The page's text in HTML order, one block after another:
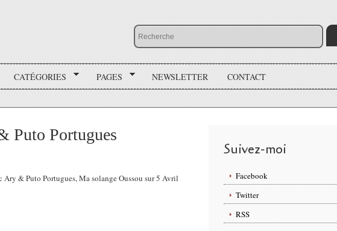
CATÉGORIES PAGES NEWSLETTER CONTACT
Puto Portugues
& Puto Portugues, Ma solange Oussou sur 5 Avril
Suivez-moi
Facebook
Twitter
RSS